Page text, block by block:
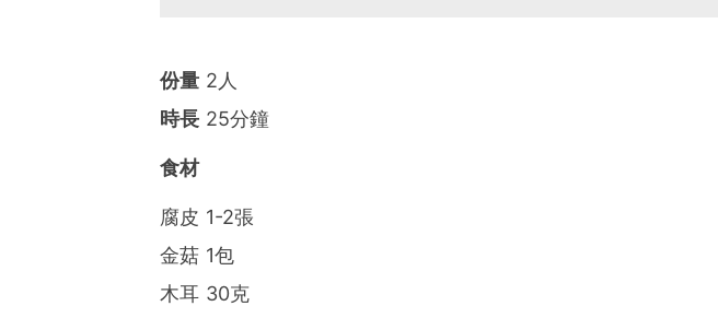
份量2人
時長25分鐘
食材
腐皮 1-2張
金菇 1包
木耳 30克